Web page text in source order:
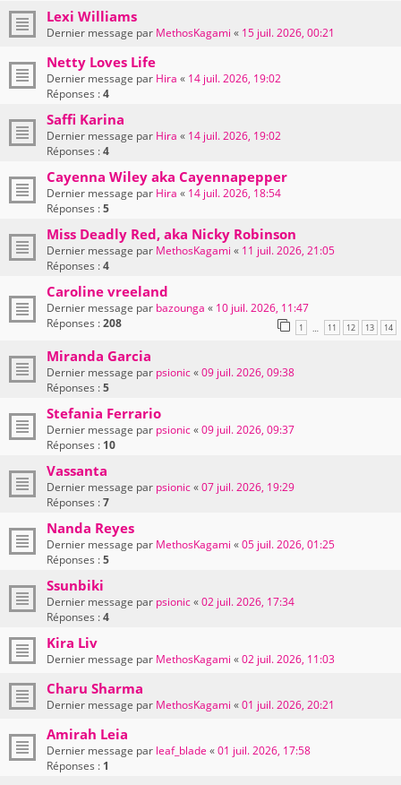
Lexi Williams
Dernier message par MethosKagami « 15 juil. 2026, 00:21
Netty Loves Life
Dernier message par Hira « 14 juil. 2026, 19:02
Réponses :4
Saffi Karina
Dernier message par Hira « 14 juil. 2026, 19:02
Réponses :4
Cayenna Wiley aka Cayennapepper
Dernier message par Hira « 14 juil. 2026, 18:54
Réponses :5
Miss Deadly Red, aka Nicky Robinson
Dernier message par MethosKagami « 11 juil. 2026, 21:05
Réponses :4
Caroline vreeland
Dernier message par bazounga « 10 juil. 2026, 11:47
Réponses :208 1 … 11 12 13 14
Miranda Garcia
Dernier message par psionic«09 juil. 2026, 09:38
Réponses :5
Stefania Ferrario
Dernier message par psionic«09 juil. 2026, 09:37
Réponses : 10
Vassanta
Dernier message par psionic«07 juil. 2026, 19:29
Réponses :7
Nanda Reyes
Dernier message par MethosKagami «05 juil. 2026, 01:25
Réponses :5
Ssunbiki
Dernier message par psionic«02 juil. 2026, 17:34
Réponses :4
Kira Liv
Dernier message par MethosKagami «02 juil. 2026, 11:03
Charu Sharma
Dernier message par MethosKagami «01 juil. 2026, 20:21
Amirah Leia
Dernier message par leaf_blade «01 juil. 2026, 17:58
Réponses : 1